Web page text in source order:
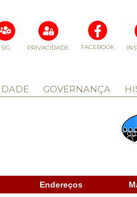
FACEBOOK
PRIVACIDADE
SIG
GOVERNANÇA
Endereços